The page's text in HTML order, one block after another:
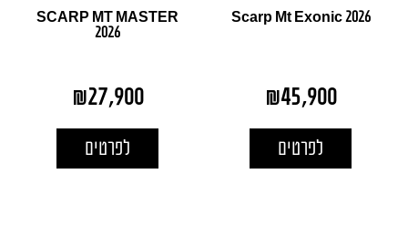
Scarp Mt Exonic 2026
₪45,900
לפרטים
SCARP MT MASTER
2026
₪27,900
לפרטים